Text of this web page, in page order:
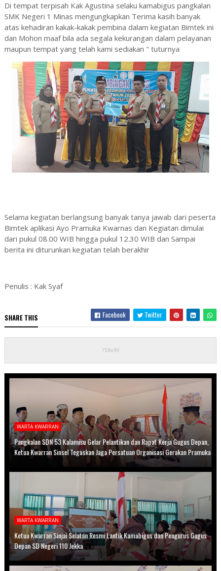
Di tempat terpisah Kak Agustina selaku kamabigus pangkalan
SMK Negeri 1 Minas mengungkapkan Terima kasih banyak
atas kehadiran kakak-kakak pembina dalam kegiatan Bimtek ini
dan Mohon maaf bila ada segala kekurangan dalam pelayanan
maupun tempat yang telah kami sediakan " tuturnya
Selama kegiatan berlangsung banyak tanya jawab dari peserta
Bimtek aplikasi Ayo Pramuka Kwarnas dan Kegiatan dimulai
dari pukul 08.00 WIB hingga pukul 12.30 WIB dan Sampai
berita ini diturunkan kegiatan telah berakhir
Penulis : Kak Syaf
SHARE THIS Facebook Twitter
WARTA KWARRAN
Pangkalan SDN 53 Kalamisu Gelar Pelantikan dan Rapat Kerja Gugus Depan,
Ketua Kwarran Sinsel Tegaskan Jaga Persatuan Organisasi Gerakan Pramuka
WARTA KWARRAN
Ketua Kwarran Sinjai Selatan Resmi Lantik Kamabigus dan Pengurus Gugus
Depan SD Negeri 110 Jekka